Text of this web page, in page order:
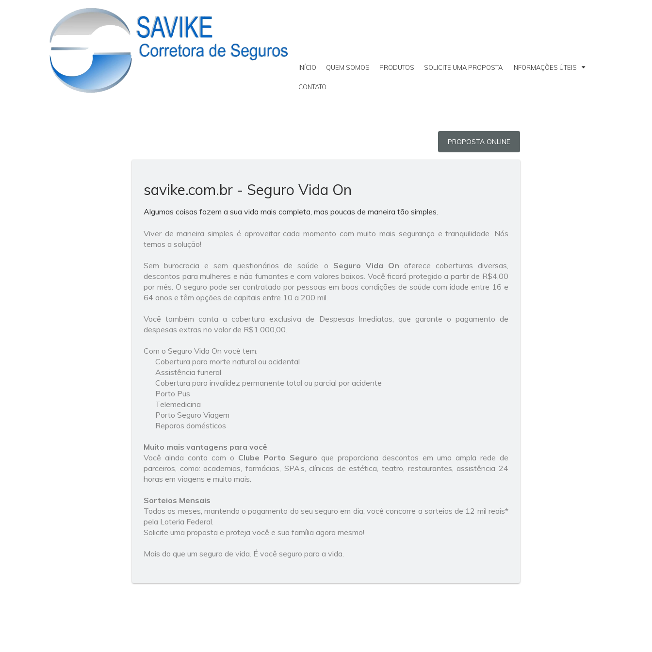
INÍCIO QUEM SOMOS PRODUTOS SOLICITE UMA PROPOSTA INFORMAÇÕES ÚTEIS
CONTATO
PROPOSTA ONLINE
savike.com.br - Seguro Vida On
Algumas coisas fazem a sua vida mais completa, mas poucas de maneira tão simples.
Viver de maneira simples é aproveitar cada momento com muito mais segurança e tranquilidade. Nós
temos a solução!
Sem burocracia e sem questionários de saúde, o Seguro Vida On oferece coberturas diversas,
descontos para mulheres e não fumantes e com valores baixos. Você ficará protegido a partir de R$4,00
por mês. O seguro pode ser contratado por pessoas em boas condições de saúde com idade entre 16 e
64 anos e têm opções de capitais entre 10 a 200 mil.
Você também conta a cobertura exclusiva de Despesas Imediatas, que garante o pagamento de
despesas extras no valor de R$1.000,00.
Com o Seguro Vida On você tem:
Cobertura para morte natural ou acidental
Assistência funeral
Cobertura para invalidez permanente total ou parcial por acidente
Porto Pus
Telemedicina
Porto Seguro Viagem
Reparos domésticos
Muito mais vantagens para você
Você ainda conta com o Clube Porto Seguro que proporciona descontos em uma ampla rede de
parceiros, como: academias, farmácias, SPA’s, clínicas de estética, teatro, restaurantes, assistência 24
horas em viagens e muito mais.
Sorteios Mensais
Todos os meses, mantendo o pagamento do seu seguro em dia, você concorre a sorteios de 12 mil reais*
pela Loteria Federal.
Solicite uma proposta e proteja você e sua família agora mesmo!
Mais do que um seguro de vida. É você seguro para a vida.